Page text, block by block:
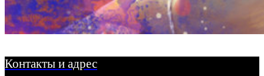
Контакты и адрес